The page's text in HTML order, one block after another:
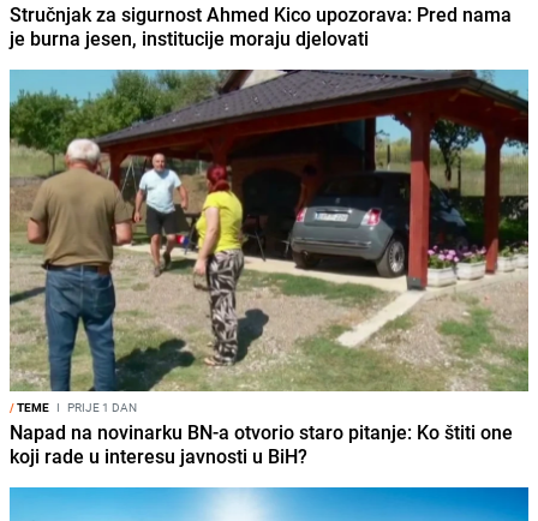
Stručnjak za sigurnost Ahmed Kico upozorava: Pred nama
je burna jesen, institucije moraju djelovati
/TEME I PRIJE 1 DAN
Napad na novinarku BN-a otvorio staro pitanje: Ko štiti one
koji rade u interesu javnosti u BiH?